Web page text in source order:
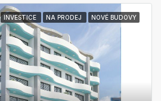
INVESTICE NA PRODEJ NOVÉ BUDOVY